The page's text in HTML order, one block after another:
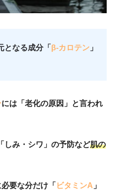
となる成分「 β-カロテン 」
には「老化の原因」と言われ
しみ・シワ」の予防など肌の
要な分だけ「 ビタミンA 」